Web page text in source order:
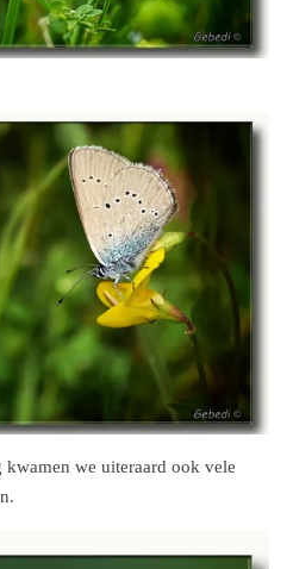
we uiteraard ook vele